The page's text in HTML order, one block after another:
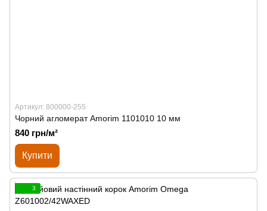
Артикул: 800000-255
Чорний агломерат Amorim 1101010 10 мм
840 грн/м²
Купити
3